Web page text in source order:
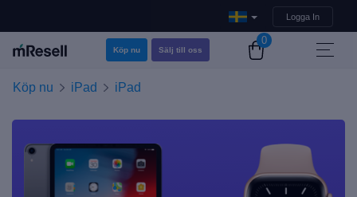
Logga In
Köp nu Sälj till oss
0
Köp nu iPad iPad